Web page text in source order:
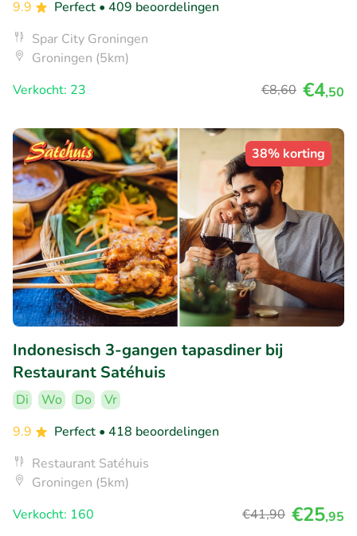
9.9 Perfect • 409 beoordelingen
Spar City Groningen
Groningen (5km)
Verkocht: 23
€8,60 €4,50
38% korting
Indonesisch 3-gangen tapasdiner bij
Restaurant Satéhuis
Di Wo Do
Vr
9.9
Perfect • 418 beoordelingen
Restaurant Satéhuis
Groningen (5km)
Verkocht: 160
€41,90 €25,95